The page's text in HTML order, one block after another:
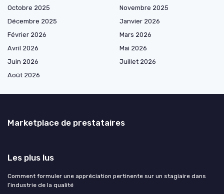
Octobre 2025
Novembre 2025
Décembre 2025
Janvier 2026
Février 2026
Mars 2026
Avril 2026
Mai 2026
Juin 2026
Juillet 2026
Août 2026
Marketplace de prestataires
Les plus lus
Comment formuler une appréciation pertinente sur un stagiaire dans
l’industrie de la qualité